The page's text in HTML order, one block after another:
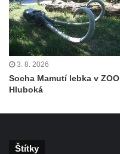
Račicích
Povodňový sloup II. v
Povodňový sloup I. v
Pamětní kámen
Socha svatého Floriána
3. 8. 2026
Socha Mamutí lebka v ZOO
Hluboká
Štítky